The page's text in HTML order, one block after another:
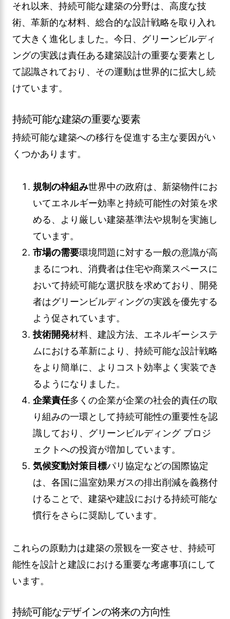
それ以来、持続可能な建築の分野は、高度な技
術、革新的な材料、総合的な設計戦略を取り入れ
て大きく進化しました。今日、グリーンビルディ
ングの実践は責任ある建築設計の重要な要素とし
て認識されており、その運動は世界的に拡大し続
けています。
持続可能な建築の重要な要素
持続可能な建築への移行を促進する主な要因がい
くつかあります。
規制の枠組み世界中の政府は、新築物件にお
いてエネルギー効率と持続可能性の対策を求
める、より厳しい建築基準法や規制を実施し
ています。
市場の需要環境問題に対する一般の意識が高
まるにつれ、消費者は住宅や商業スペースに
おいて持続可能な選択肢を求めており、開発
者はグリーンビルディングの実践を優先する
よう促されています。
技術開発材料、建設方法、エネルギーシステ
ムにおける革新により、持続可能な設計戦略
をより簡単に、よりコスト効率よく実装でき
るようになりました。
企業責任多くの企業が企業の社会的責任の取
り組みの一環として持続可能性の重要性を認
識しており、グリーンビルディング プロジ
ェクトへの投資が増加しています。
気候変動対策目標パリ協定などの国際協定
は、各国に温室効果ガスの排出削減を義務付
けることで、建築や建設における持続可能な
慣行をさらに奨励しています。
これらの原動力は建築の景観を一変させ、持続可
能性を設計と建設における重要な考慮事項にして
います。
持続可能なデザインの将来の方向性